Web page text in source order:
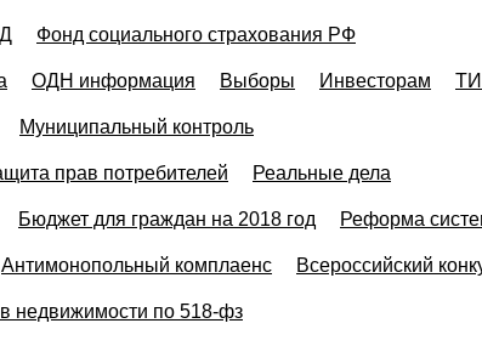
Фонд социального страхования РФ
ОДН информация Выборы Инвесторам
Муниципальный контроль
прав потребителей Реальные дела
Бюджет для граждан на 2018 год Реформа
Антимонопольный комплаенс Всероссийский
недвижимости по 518-фз